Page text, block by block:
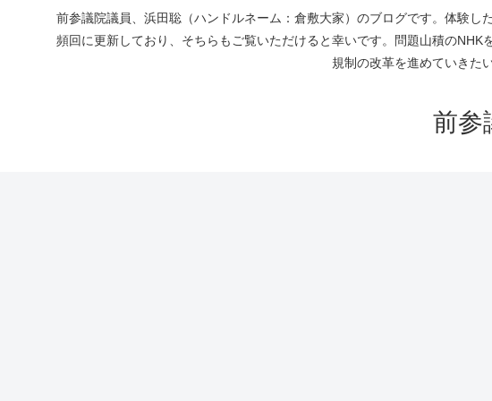
前参議院議員、浜田聡（ハンドルネーム：倉敷大家）のブログです。体験
頻回に更新しており、そちらもご覧いただけると幸いです。問題山積の
規制の改革を進めていき
前参